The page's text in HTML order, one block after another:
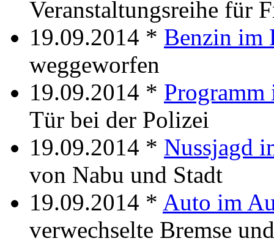
Veranstaltungsreihe für
19.09.2014 * Benzin im
weggeworfen
19.09.2014 * Programm
Tür bei der Polizei
19.09.2014 * Nussjagd
von Nabu und Stadt
19.09.2014 * Auto im
verwechselte Bremse